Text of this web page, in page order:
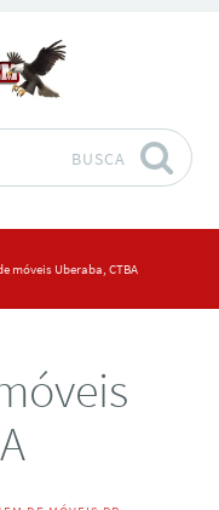
BUSCA
móveis Uberaba, CTBA